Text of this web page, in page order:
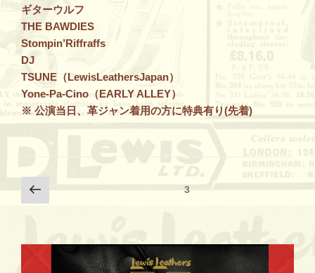
ギターウルフ
THE BAWDIES
Stompin’Riffraffs
DJ
TSUNE（LewisLeathersJapan）
Yone-Pa-Cino（EARLY ALLEY）
※ 公演当日、革ジャン着用の方に特典有り(先着)
投
稿
ビ
ゲ
前
の
ジ
ページ3